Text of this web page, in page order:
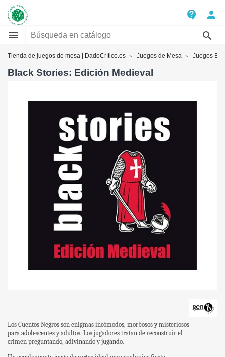
contact_support
person


Tienda de juegos de mesa | DadoCrítico.es Juegos de Mesa Juegos
Black Stories: Edición Medieval
Los Cuentos Negros son enigmas incómodos, morbosos y misteriosos
para adolescentes y adultos. Los jugadores tratan de reconstruir el
crimen preguntando, adivinando y jugando.